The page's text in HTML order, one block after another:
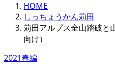
HOME
しっちょうかん苅田
苅田アルプス全山踏破と
向け）
2021春編